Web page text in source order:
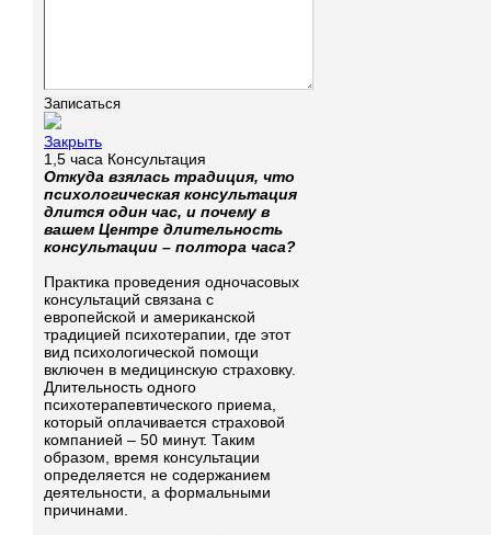
Закрыть
1,5 часа Консультация
Откуда взялась традиция, что
психологическая консультация
длится один час, и почему в
вашем Центре длительность
консультации – полтора часа?
Практика проведения одночасовых
консультаций связана с
европейской и американской
традицией психотерапии, где этот
вид психологической помощи
включен в медицинскую страховку.
Длительность одного
психотерапевтического приема,
который оплачивается страховой
компанией – 50 минут. Таким
образом, время консультации
определяется не содержанием
деятельности, а формальными
причинами.